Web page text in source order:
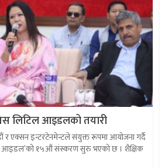
लिटिल आइडलको तयारी
र एक्सन इन्टरटेनमेन्टले संयुक्त रूपमा आयोजना गर्दै
आइडल’को १५औं संस्करण सुरु भएको छ । शैक्षिक